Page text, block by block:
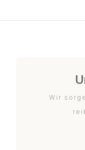
Wir